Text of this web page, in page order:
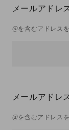
メールアドレ
@を含むアドレス
メールアドレ
@を含むアドレス